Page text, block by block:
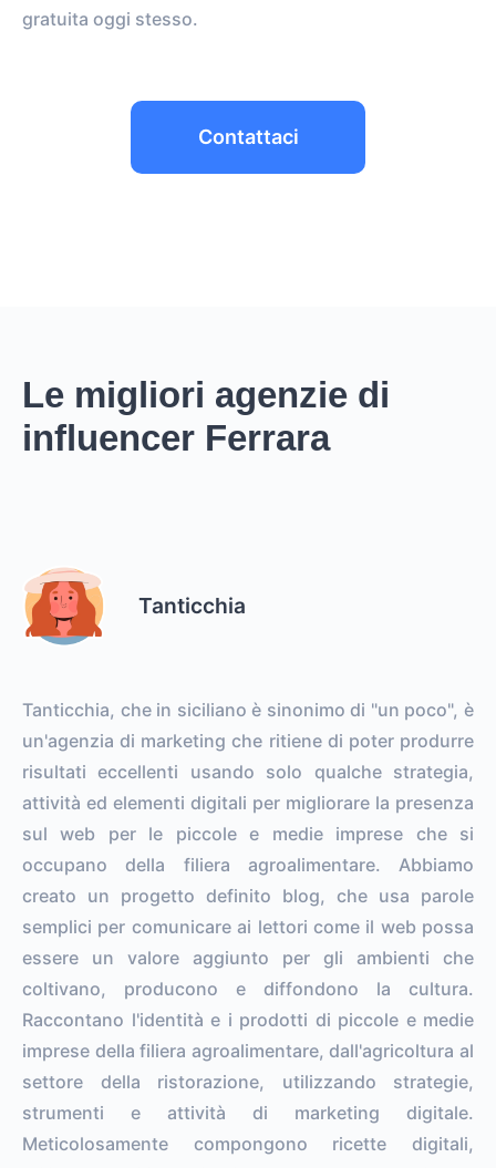
gratuita oggi stesso.
Contattaci
Le migliori agenzie di
influencer Ferrara
Tanticchia
Tanticchia, che in siciliano è sinonimo di "un poco", è
un'agenzia di marketing che ritiene di poter produrre
risultati eccellenti usando solo qualche strategia,
attività ed elementi digitali per migliorare la presenza
sul web per le piccole e medie imprese che si
occupano della filiera agroalimentare. Abbiamo
creato un progetto definito blog, che usa parole
semplici per comunicare ai lettori come il web possa
essere un valore aggiunto per gli ambienti che
coltivano, producono e diffondono la cultura.
Raccontano l'identità e i prodotti di piccole e medie
imprese della filiera agroalimentare, dall'agricoltura al
settore della ristorazione, utilizzando strategie,
strumenti e attività di marketing digitale.
Meticolosamente compongono ricette digitali,